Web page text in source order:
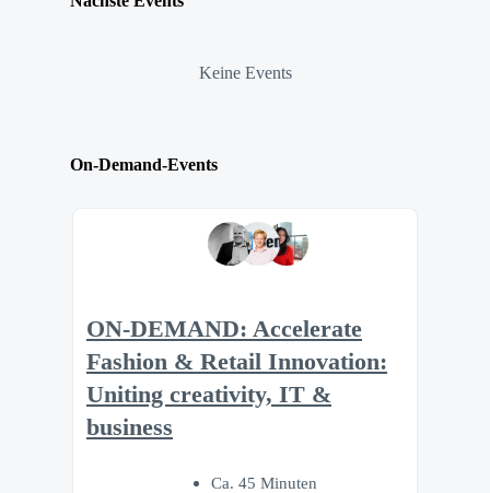
Keine Events
On-Demand-Events
ON-DEMAND: Accelerate
Fashion & Retail Innovation:
Uniting creativity, IT &
business
Ca. 45 Minuten